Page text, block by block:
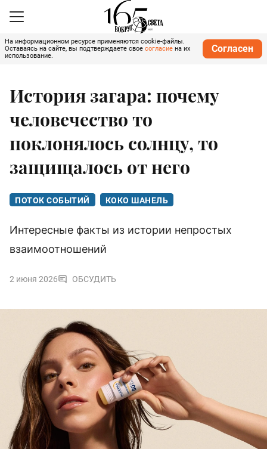
На информационном ресурсе применяются cookie-файлы.
Оставаясь на сайте, вы подтверждаете свое согласие на их
использование.
Согласен
История загара: почему
человечество то
поклонялось солнцу, то
защищалось от него
ПОТОК СОБЫТИЙ КОКО ШАНЕЛЬ
Интересные факты из истории непростых
взаимоотношений
2 июня 2026 ОБСУДИТЬ